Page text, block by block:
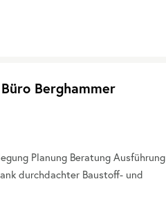
Berghammer
Planung Beratung Ausführung
durchdachter Baustoff- und